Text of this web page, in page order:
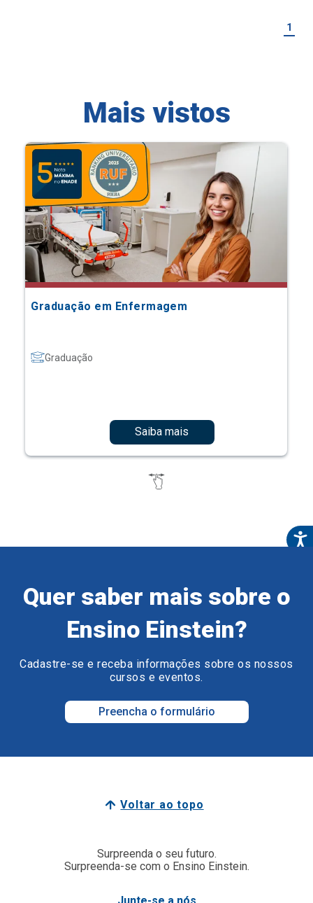
1
Mais vistos
Graduação em Enfermagem
Graduação
Saiba mais
Quer saber mais sobre o
Ensino Einstein?
Cadastre-se e receba informações sobre os nossos
cursos e eventos.
Preencha o formulário
Voltar ao topo
Surpreenda o seu futuro.
Surpreenda-se com o Ensino Einstein.